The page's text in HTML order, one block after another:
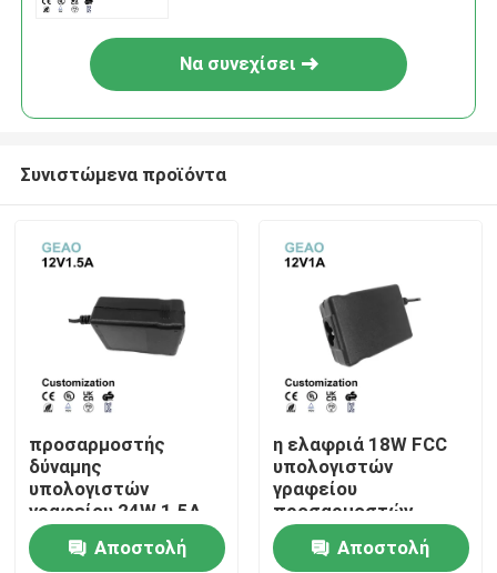
Προϊόντα
Βίντεο
Να συνεχίσει
Συνιστώμενα προϊόντα
προσαρμοστής
δύναμης
υπολογιστών
γραφείου 24W 1.5A
12V με την
προστασία PSE
Αποστολή
η ελαφριά 18W FCC
υπολογιστών
γραφείου
προσαρμοστών
δύναμης παροχής
ηλεκτρικούΑποστολή